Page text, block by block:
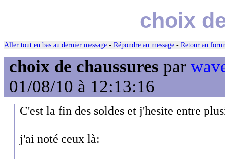
choix
Aller tout en bas au dernier message - Répondre au message - Retour au
choix de chaussures par
01/08/10 à 12:13:16
C'est la fin des soldes et j'hesite entre
j'ai noté ceux là: